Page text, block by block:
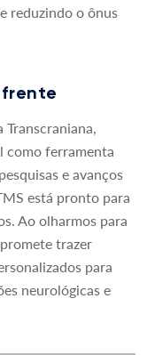
reduzindo o ônus
como ferramenta
e avanços
está pronto para
Ao olharmos para
trazer
para
neurológicas e